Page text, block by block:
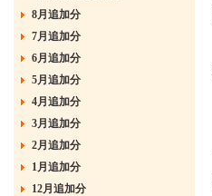
8月追加分
7月追加分
6月追加分
5月追加分
4月追加分
3月追加分
2月追加分
1月追加分
12月追加分